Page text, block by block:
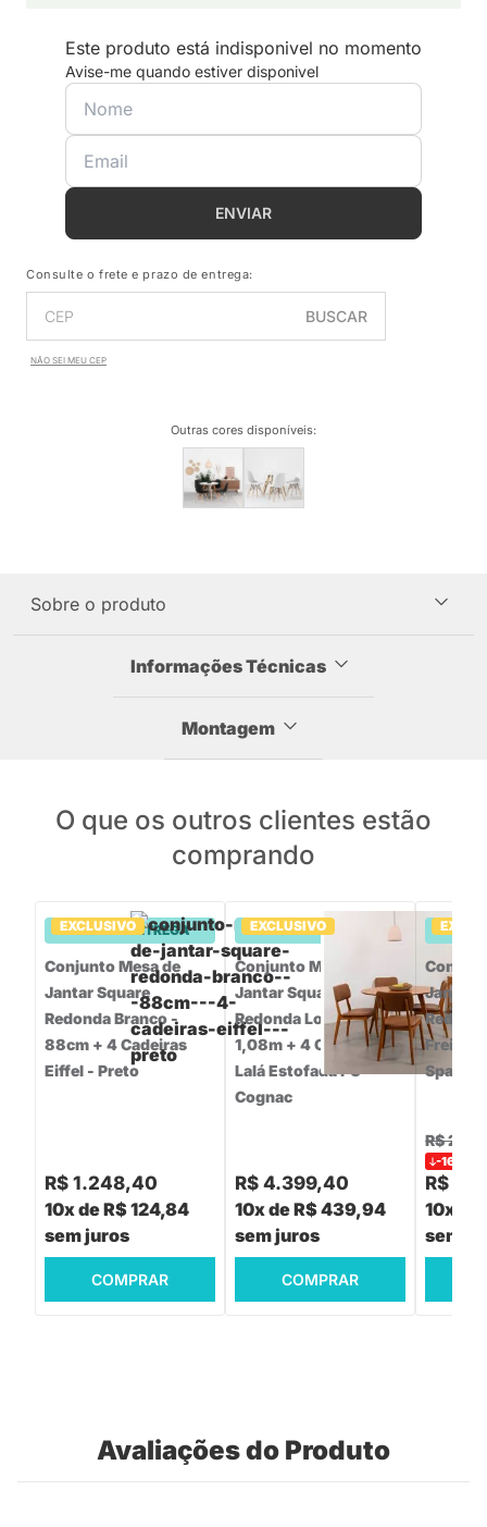
Este produto está indisponivel no momento
Avise-me quando estiver disponivel
ENVIAR
Consulte o frete e prazo de entrega:
BUSCAR
NÃO SEI MEU CEP
Outras cores disponíveis:
Sobre o produto
Informações Técnicas
Montagem
O que os outros clientes estão
comprando
EXCLUSIVO
PRONTA ENTREGA
Conjunto Mesa de
Jantar Square
Redonda Branco -
88cm + 4 Cadeiras
Eiffel - Preto
R$ 1.248,40
10x de R$ 124,84
sem juros
COMPRAR
EXCLUSIVO
PRONTA ENTREGA
Conjunto Mesa de
Jantar Square
Redonda Louro Freijó -
1,08m + 4 Cadeiras
Lalá Estofada PU -
Cognac
R$ 4.399,40
10x de R$ 439,94
sem juros
COMPRAR
Jantar
Freijó
R$
-16%
R$
10x de
sem
Avaliações do Produto